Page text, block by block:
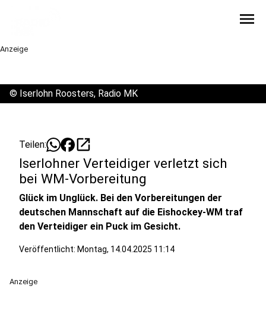
menu
Anzeige
© Iserlohn Roosters, Radio MK
Teilen: open_in_new
Iserlohner Verteidiger verletzt sich
bei WM-Vorbereitung
Glück im Unglück. Bei den Vorbereitungen der
deutschen Mannschaft auf die Eishockey-WM traf
den Verteidiger ein Puck im Gesicht.
Veröffentlicht: Montag, 14.04.2025 11:14
Anzeige